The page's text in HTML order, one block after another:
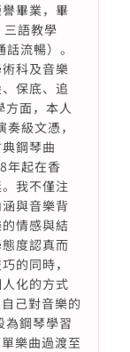
畢業，畢
語教學
流暢）。
科及音樂
保底、追
方面，本人
級文憑，
鋼琴曲
年起在香
我不僅注
與音樂背
情感與結
度認真而
的同時，
化的方式
己對音樂的
為鋼琴學習
樂曲過渡至